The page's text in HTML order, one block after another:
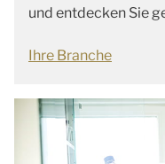
und entdecken Sie
Ihre Branche